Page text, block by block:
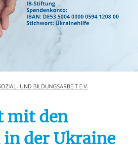
UND BILDUNGSARBEIT E.V.
mit den
in der Ukraine